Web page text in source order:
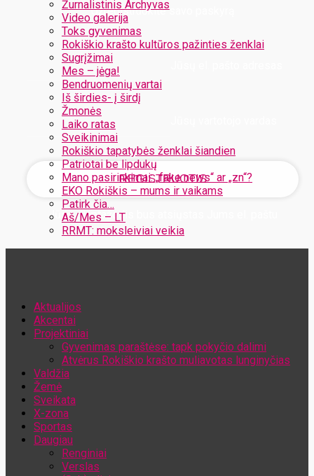
Žurnalistinis Archyvas
Video galerija
Toks gyvenimas
Rokiškio krašto kultūros pažinties ženklai
Sugrįžimai
Mes – jėga!
Bendruomenių vartai
Iš širdies- į širdį
Žmonės
Laiko ratas
Sveikinimai
Rokiškio tapatybės ženklai šiandien
Patriotai be lipdukų
Mano pasirinkimai: „fake news“ ar „zn“?
EKO Rokiškis – mums ir vaikams
Patirk čia…
Aš/Mes – LT
RRMT: moksleiviai veikia
Užregistruokite savo paskyrą
Jūsų slaptažodis bus atsiųstas Jums el. paštu
Aktualijos
Akcentai
Projektiniai
Gyvenimas paraštėse: tapk pokyčio dalimi
Atvėrus Rokiškio krašto muliavotas lunginyčias
Valdžia
Žemė
Sveikata
X-zona
Sportas
Daugiau
Renginiai
Verslas